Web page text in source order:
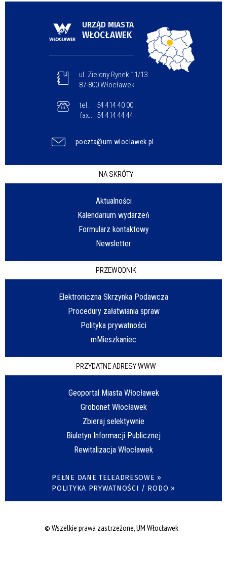
URZĄD MIASTA
WŁOCŁAWEK
ul. Zielony Rynek 11/13
87-800 Włocławek
tel.:
54 414 40 00
fax.:
54 414 44 44
poczta@um.wloclawek.pl
NA SKRÓTY
Aktualności
Kalendarium wydarzeń
Formularz kontaktowy
Newsletter
PRZEWODNIK
Elektroniczna Skrzynka Podawcza
Procedury załatwiania spraw
Polityka prywatności
mMieszkaniec
PRZYDATNE ADRESY WWW
Geoportal Miasta Włocławek
Grobonet Włocławek
Zbieraj selektywnie
Biuletyn Informacji Publicznej
Rewitalizacja Włocławek
PEŁNE DANE TELEADRESOWE »
POLITYKA PRYWATNOŚCI / RODO »
© Wszelkie prawa zastrzeżone, UM Włocławek